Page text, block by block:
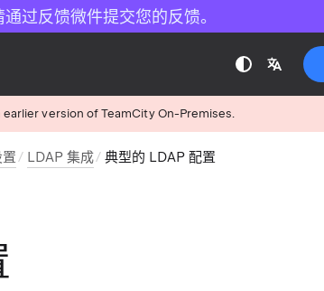
过反馈微件提交您的反馈。
version of TeamCity On-Premises.
LDAP 集成 典型的 LDAP 配置